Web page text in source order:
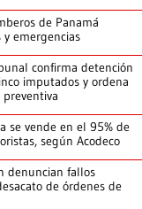
de Panamá
emergencias
confirma detención
imputados y ordena
se vende en el 95% de
según Acodeco
denuncian fallos
de órdenes de